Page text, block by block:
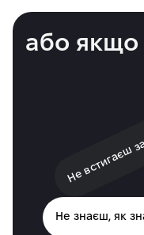
або якщо
Не
Не знаєш, як